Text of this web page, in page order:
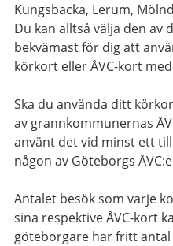
Kungsbacka, Lerum,
Du kan alltså välja den av
bekvämast för dig att
körkort eller ÅVC-kort
Ska du använda ditt
av grannkommunernas
använt det vid minst ett
någon av Göteborgs
Antalet besök som varje
sina respektive ÅVC-kort
göteborgare har fritt